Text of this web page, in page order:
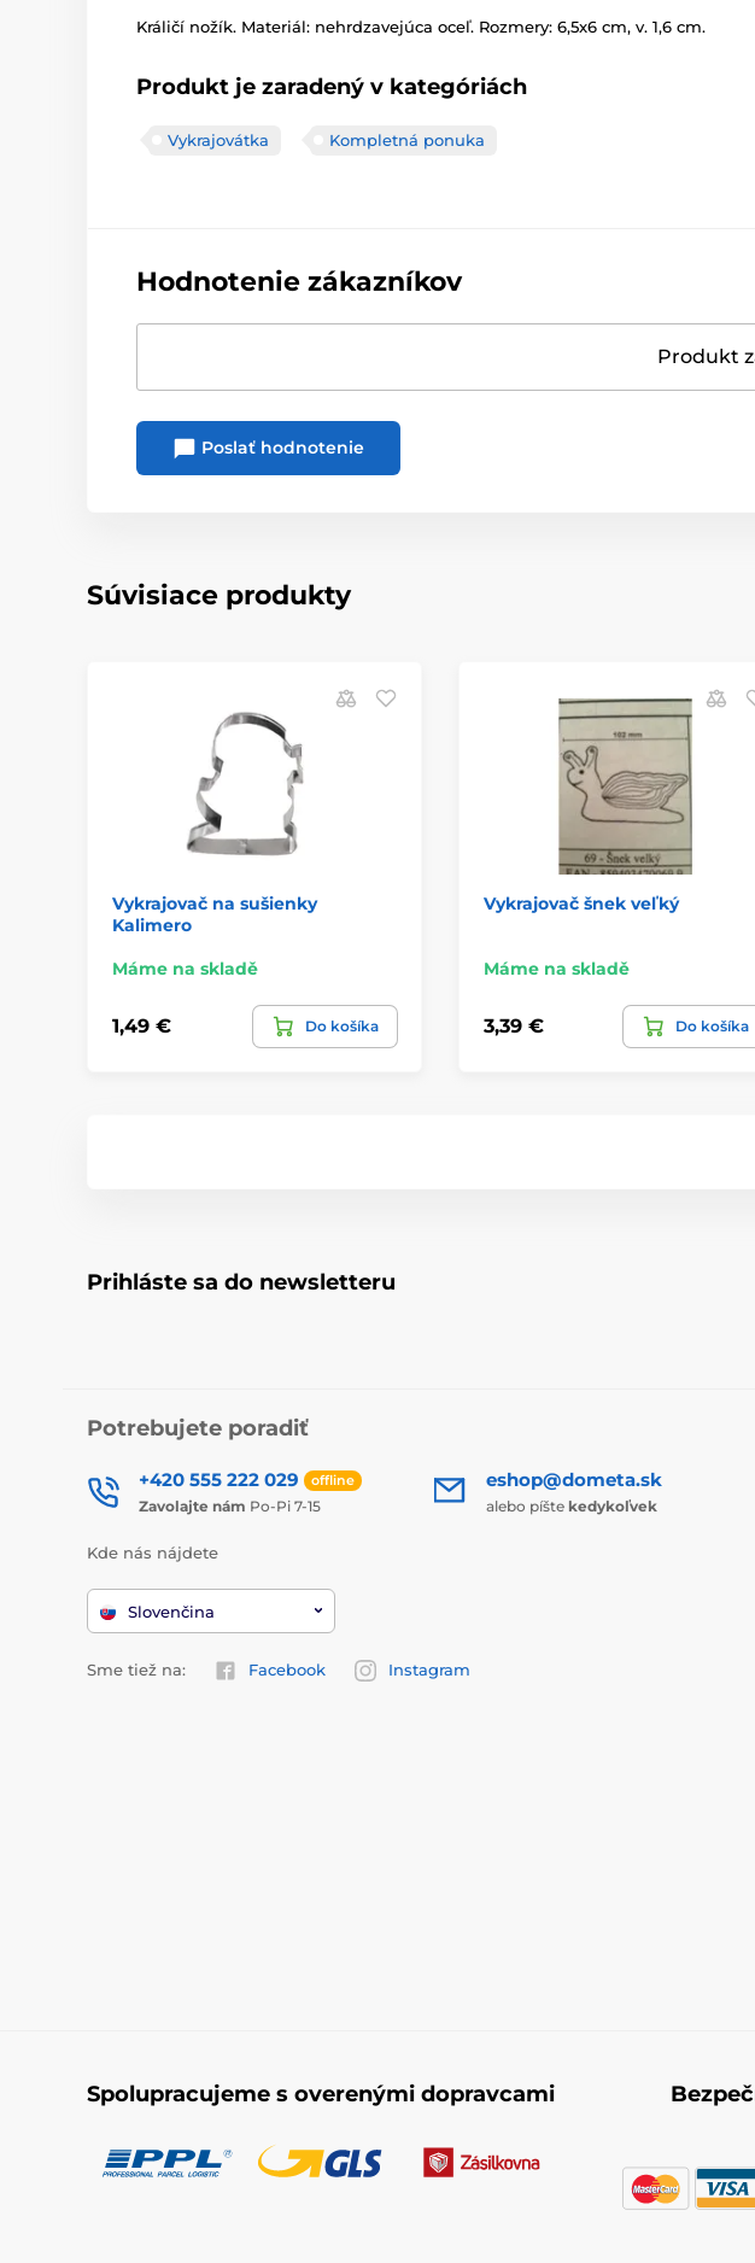
Králičí nožík. Materiál: nehrdzavejúca oceľ. Rozmery: 6,5x6 cm, v. 1,6 cm.
Produkt je zaradený v kategóriách
Vykrajovátka Kompletná ponuka
Hodnotenie zákazníkov
Produkt
Poslať hodnotenie
Súvisiace produkty
Vykrajovač na sušienky
Kalimero
Máme na skladě
1,49 € Do košíka
Vykrajovač šnek veľký
Máme na skladě
3,39 € Do košíka
Prihláste sa do newsletteru
Potrebujete poradiť
+420 555 222 029 offline
Zavolajte nám Po-Pi 7-15
eshop@dometa.sk
alebo píšte kedykoľvek
Kde nás nájdete
Slovenčina
Sme tiež na: Facebook Instagram
Spolupracujeme s overenými dopravcami